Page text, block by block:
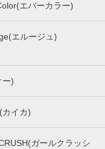
エバーカラー)
エルージュ)
ー)
カイカ)
ガールクラッシ